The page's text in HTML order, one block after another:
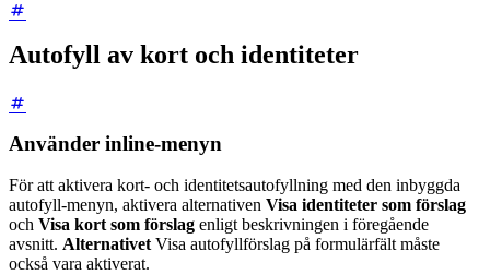
Autofyll av kort och identiteter
Använder inline-menyn
För att aktivera kort- och identitetsautofyllning med den inbyggda
autofyll-menyn, aktivera alternativen Visa identiteter som förslag
och Visa kort som förslag enligt beskrivningen i föregående
avsnitt. Alternativet Visa autofyllförslag på formulärfält måste
också vara aktiverat.